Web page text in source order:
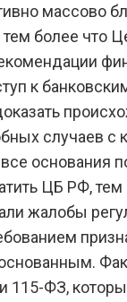
массово
более что
к
случаев
основания
ЦБ РФ, тем
жалобы
115-ФЗ,